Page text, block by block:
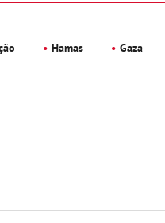
Hamas Gaza